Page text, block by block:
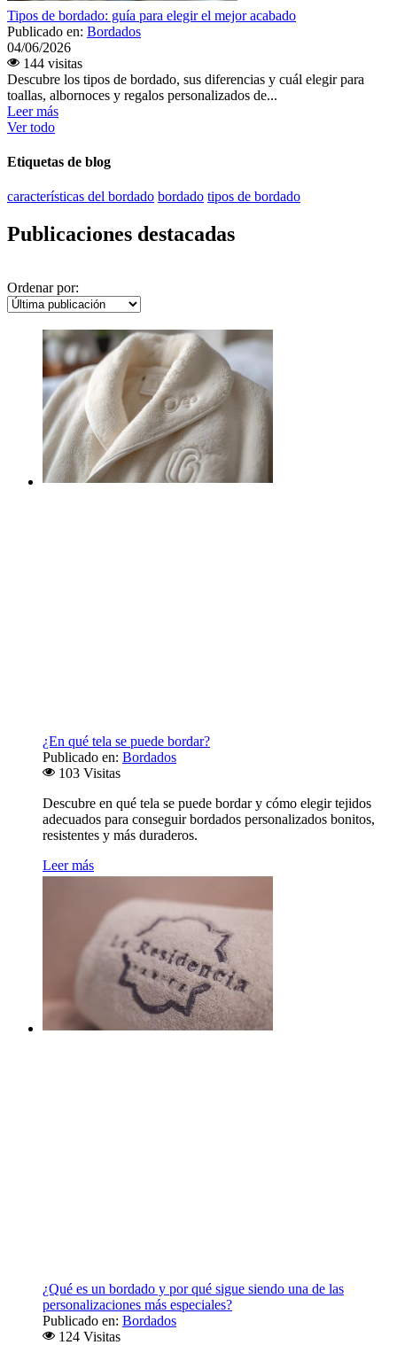
Tipos de bordado: guía para elegir el mejor acabado
Publicado en: Bordados
04/06/2026
144 visitas
Descubre los tipos de bordado, sus diferencias y cuál elegir para
toallas, albornoces y regalos personalizados de...
Leer más
Ver todo
Etiquetas de blog
características del bordado bordado tipos de bordado
Publicaciones destacadas
Ordenar por:
¿En qué tela se puede bordar?
Publicado en: Bordados
103 Visitas
Descubre en qué tela se puede bordar y cómo elegir tejidos
adecuados para conseguir bordados personalizados bonitos,
resistentes y más duraderos.
Leer más
¿Qué es un bordado y por qué sigue siendo una de las
personalizaciones más especiales?
Publicado en: Bordados
124 Visitas